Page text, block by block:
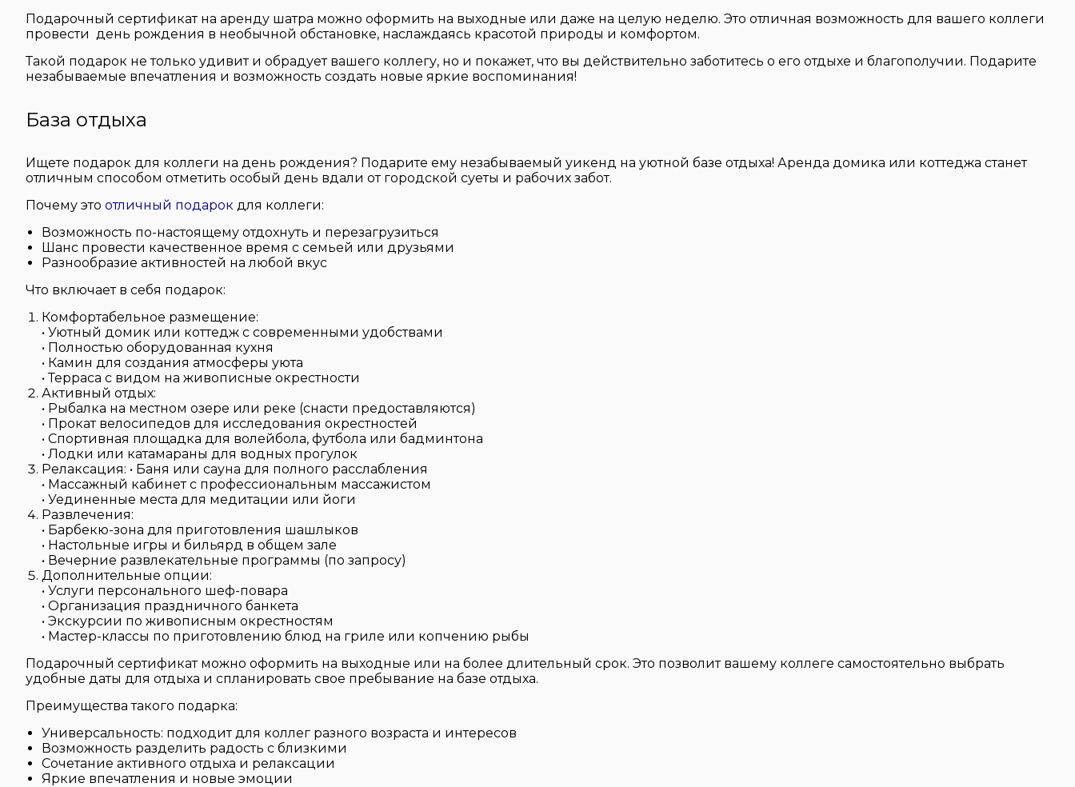
Подарочный сертификат на аренду шатра можно оформить на выходные или даже на целую неделю. Это отличная возможность для вашего коллеги
провести день рождения в необычной обстановке, наслаждаясь красотой природы и комфортом.
Такой подарок не только удивит и обрадует вашего коллегу, но и покажет, что вы действительно заботитесь о его отдыхе и благополучии. Подарите
незабываемые впечатления и возможность создать новые яркие воспоминания!
База отдыха
Ищете подарок для коллеги на день рождения? Подарите ему незабываемый уикенд на уютной базе отдыха! Аренда домика или коттеджа станет
отличным способом отметить особый день вдали от городской суеты и рабочих забот.
Почему это отличный подарок для коллеги:
Возможность по-настоящему отдохнуть и перезагрузиться
Шанс провести качественное время с семьей или друзьями
Разнообразие активностей на любой вкус
Что включает в себя подарок:
Комфортабельное размещение:
• Уютный домик или коттедж с современными удобствами
• Полностью оборудованная кухня
• Камин для создания атмосферы уюта
• Терраса с видом на живописные окрестности
Активный отдых:
• Рыбалка на местном озере или реке (снасти предоставляются)
• Прокат велосипедов для исследования окрестностей
• Спортивная площадка для волейбола, футбола или бадминтона
• Лодки или катамараны для водных прогулок
Релаксация: • Баня или сауна для полного расслабления
• Массажный кабинет с профессиональным массажистом
• Уединенные места для медитации или йоги
Развлечения:
• Барбекю-зона для приготовления шашлыков
• Настольные игры и бильярд в общем зале
• Вечерние развлекательные программы (по запросу)
Дополнительные опции:
• Услуги персонального шеф-повара
• Организация праздничного банкета
• Экскурсии по живописным окрестностям
• Мастер-классы по приготовлению блюд на гриле или копчению рыбы
Подарочный сертификат можно оформить на выходные или на более длительный срок. Это позволит вашему коллеге самостоятельно выбрать
удобные даты для отдыха и спланировать свое пребывание на базе отдыха.
Преимущества такого подарка:
Универсальность: подходит для коллег разного возраста и интересов
Возможность разделить радость с близкими
Сочетание активного отдыха и релаксации
Яркие впечатления и новые эмоции